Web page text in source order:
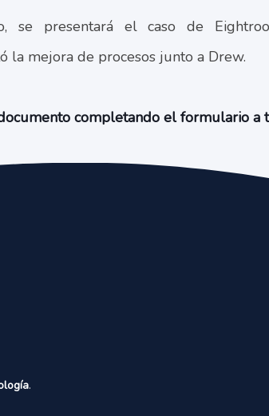
se presentará el caso de
la mejora de procesos junto a Drew.
completando el formulario a
.